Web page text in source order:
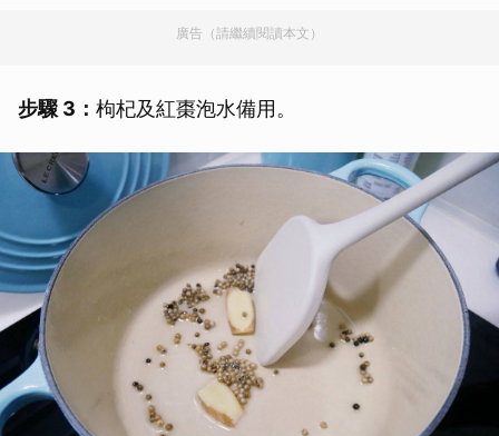
廣告（請繼續閱讀本文）
步驟 3： 枸杞及紅棗泡水備用。